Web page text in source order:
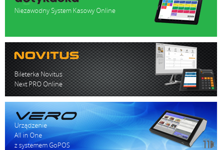
Niezawodny System Kasowy Online
Bileterka Novitus
Next PRO Online
Urządzenie
All in One
z systemem GoPOS